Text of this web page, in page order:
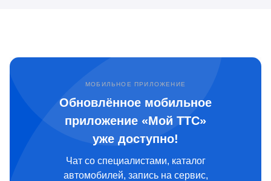
МОБИЛЬНОЕ ПРИЛОЖЕНИЕ
Обновлённое мобильное
приложение «Мой ТТС»
уже доступно!
Чат со специалистами, каталог
автомобилей, запись на сервис,